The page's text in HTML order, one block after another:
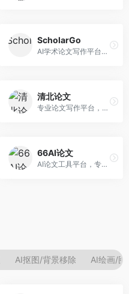
ScholarGo
AI学术论文写作平台，专注于理工科领域的逻辑构建。面向理工科研究生和科研工作者，提供公式编辑、数据分析、论文结构优化等服务，理工科写作逻辑严谨。
清北论文
专业论文写作平台，依托高校学术资源。面向本科生和研究生，提供论文指导、写作辅助、查重检测等服务，学术规范性强，适合追求高质量论文的用户。
66AI论文
AI论文工具平台，专注于高质量低查重论文生成。面向大学生和研究生，提供论文写作、降重修改等服务，生成内容原创度高，查重率低。
AI抠图/背景移除 AI绘画/图